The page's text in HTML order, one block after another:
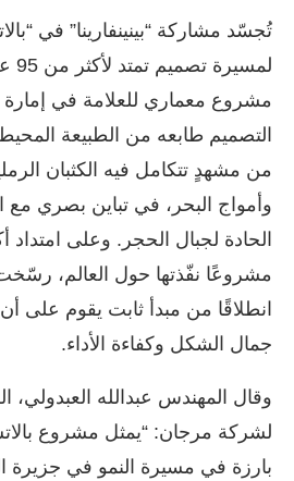
تُجسّد مشاركة “بينينفارينا” في
مشروع معماري للعلامة في
التصميم طابعه من الطبيعة
من مشهدٍ تتكامل فيه الكثبان
وأمواج البحر، في تباين بصري مع
مشروعًا نفّذتها حول العالم، رسّخت
انطلاقًا من مبدأ ثابت يقوم على
جمال الشكل وكفاءة الأداء.
وقال المهندس عبدالله العبدولي،
لشركة مرجان: “يمثل مشروع
بارزة في مسيرة النمو في جزيرة